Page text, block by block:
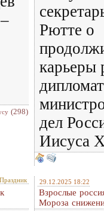
(298)
Рютте о
карьеры
дел
Иисуса
Праздник 29.12.2025 18:22
Взрослые
Мороза